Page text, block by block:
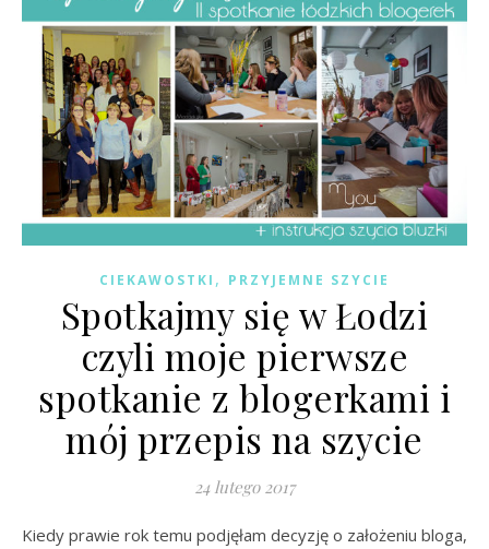
CIEKAWOSTKI , PRZYJEMNE SZYCIE
Spotkajmy się w Łodzi
czyli moje pierwsze
spotkanie z blogerkami i
mój przepis na szycie
24 lutego 2017
Kiedy prawie rok temu podjęłam decyzję o założeniu bloga,